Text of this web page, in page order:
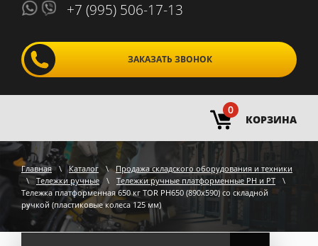
+7 (995) 506-17-13
ЗАКАЗАТЬ ЗВОНОК
0
КОРЗИНА
Главная \ Каталог \
Продажа складского оборудования и техники
\
Тележки ручные \ Тележки ручные платформенные PH и PT
\
Тележка платформенная 650 кг TOR PH650 (890x590) со складной
ручкой (пластиковые колеса 125 мм)